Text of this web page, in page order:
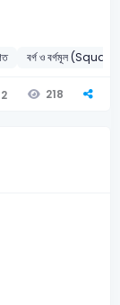
বর্গ ও বর্গমূল
2 218